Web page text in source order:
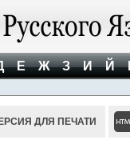
Е Ж З И Й
ДЛЯ ПЕЧАТИ